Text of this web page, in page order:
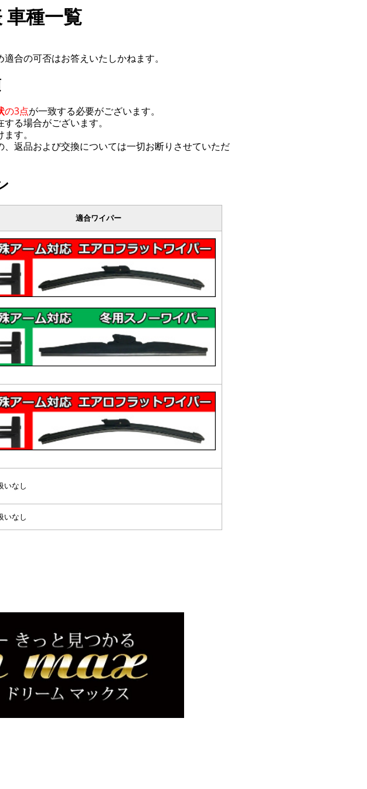
車種一覧
合の可否はお答えいたしかねます。
の3点が一致する必要がございます。
る場合がございます。
す。
返品および交換については一切お断りさせていただ
適合ワイパー
いなし
いなし